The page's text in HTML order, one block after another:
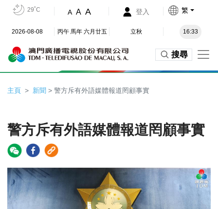
29˚C A A A 登入 繁
2026-08-08 丙午 馬年 六月廿五 立秋 16:33
搜尋
主頁 新聞 > 警方斥有外語媒體報道罔顧事實
警方斥有外語媒體報道罔顧事實